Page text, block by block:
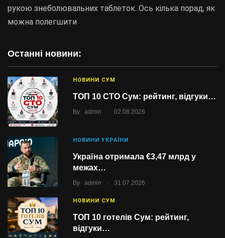
рукою знеболювальних таблеток. Ось кілька порад, як
можна полегшити
Останні новини:
НОВИНИ СУМ
ТОП 10 СТО Сум: рейтинг, відгуки…
By admin . 02.08.2026
НОВИНИ УКРАЇНИ
Україна отримала €3,47 млрд у
межах…
By admin . 31.07.2026
НОВИНИ СУМ
ТОП 10 готелів Сум: рейтинг,
відгуки…